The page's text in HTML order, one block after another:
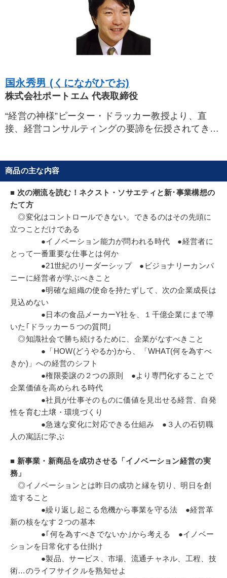
国永秀男 (くにながひでお)
株式会社ポートエム 代表取締役
“経営の神様”ピーター・ドラッカー教授より、直
接、経営コンサルティングの要諦を伝授されてき
企業繁栄への近道”と主唱し、オーナー社長と膝づ
めで創り上げる「揺るぎない経営理念」の確立か
ら、会社の成長段階や後継体制に合わせた「トップ
マネジメントチーム」の構築と運営、経営戦略の革
新、実践戦術レベルの策定まで、幹部社員をも引き
込む親身な指導に定評がある。
2005年までの毎年、生前のドラッカー教授を米国
クレアモントの自宅に訪ね、自ら遭遇した経営の課
題を問答。師と慕う小林薫氏や上田惇生氏らととも
に、教授より受けたアドバイスを次の経営指導に実
践実証する、ドラッカー公認の“マネジメント理
論”の伝承者である。
商品の主な内容
■ 次の潮流を読む！ネクスト・ソサエティと新･事業構想の
たて方
◎変化はコントロールできない。できるのはその先頭に
立つことだけである
●イノベーション能力が問われる時代 ●経営者に
とって一番重要な仕事とは何か
●21世紀のリーダーシップ ●ビジョナリーカンパ
ニーに経営者が学ぶべきこと
●明確な組織の使命を持たずして、次の企業成長は
見込めない
●日本の食品メーカーY社を、１千億企業にまで導
いた｢ドラッカー５つの質問｣
◎知識社会で勝ち続けるために、企業がなすべきこと
●「HOW(どうやるか)から、「WHAT(何を為すべ
きか)」への経営のシフト
●権限委譲の２つの原則 ●より専門化することで
企業価値を高められる時代
●社員が仕事そのものに価値を見出せる経営、自発
性を育む土壌・環境づくり
●急速な変化に対応できる仕組み ●３人の石切職
人の寓話に学ぶ
■ 新事業・新商品を成功させる「イノベーション経営の実
務」
◎イノベーションとは昨日の成功と縁を切り、明日を創
造すること
●繰り返し起こる危機から事業を守る法 ●経営革
新の核をなす２つの基本
●｢何を為すべきでないか｣から考える ●イノベー
ションを日常化する仕掛け
●製品、サービス、市場、流通チャネル、工程、技
術…のライフサイクルを熟知せよ